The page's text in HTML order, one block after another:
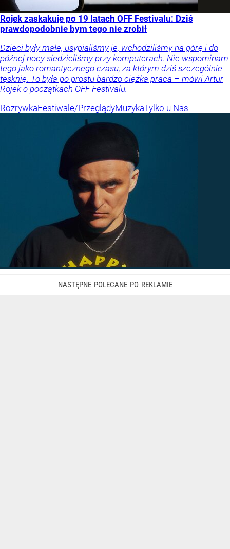
Rojek zaskakuje po 19 latach OFF Festivalu: Dziś
prawdopodobnie bym tego nie zrobił
Dzieci były małe, usypialiśmy je, wchodziliśmy na górę i do
późnej nocy siedzieliśmy przy komputerach. Nie wspominam
tego jako romantycznego czasu, za którym dziś szczególnie
tęsknię. To była po prostu bardzo ciężka praca – mówi Artur
Rojek o początkach OFF Festivalu.
RozrywkaFestiwale/PrzeglądyMuzykaTylko u Nas